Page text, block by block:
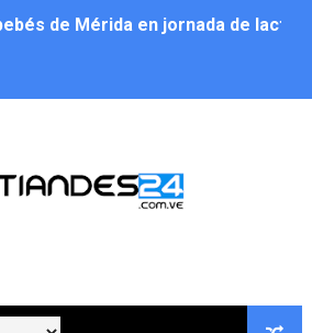
de Mérida en jornada de
llevó jornada recreativa a la
servicio residencial en la